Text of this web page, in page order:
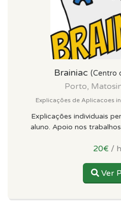
Brainiac (Centro
Porto,
Explicações de Aplicacoes
Explicações individuais
aluno. Apoio nos
20€ /
Ver